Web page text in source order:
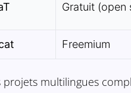
Gratuit (open
Freemium
projets multilingues